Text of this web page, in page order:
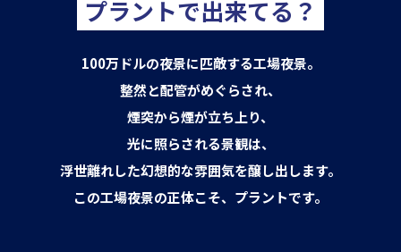
プラントで出来てる？
100万ドルの夜景に匹敵する工場夜景。
整然と配管がめぐらされ、
煙突から煙が立ち上り、
光に照らされる景観は、
浮世離れした幻想的な雰囲気を醸し出します。
この工場夜景の正体こそ、プラントです。